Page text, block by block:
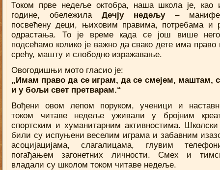
Током прве недеље октобра, наша школа је, као
године, обележила Дечју недељу–
посвећену деци, њиховим правима, потребама и
одрастања. То је време када се још више
подсећамо колико је важно да свако дете има право
срећу, машту и слободно изражавање.
Овогодишњи мото гласио је:
„Имам право да се играм, да се смејем, маштам,
и у бољи свет претварам.“
Вођени овом лепом поруком, ученици и
током читаве недеље уживали у бројним
спортским и хуманитарним активностима.
били су испуњени веселим играма и забавним
асоцијацијама, слагалицама, глувим
погађањем загонетних личности. Смех и
владали су школом током читаве недеље.